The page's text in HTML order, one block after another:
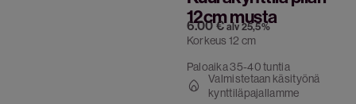
12cm musta
6.00€ alv 25,5%
Korkeus 12 cm
Paloaika 35-40 tuntia
Valmistetaan käsityönä
kynttiläpajallamme